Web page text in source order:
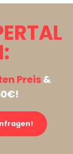
Preis&